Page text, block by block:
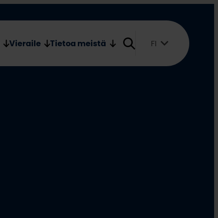
Vieraile Tietoa meistä FI